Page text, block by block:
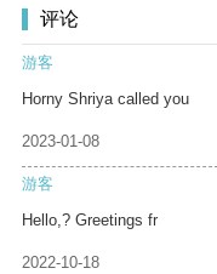
评论
游客
Horny Shriya called you
2023-01-08
游客
Hello,? Greetings fr
2022-10-18